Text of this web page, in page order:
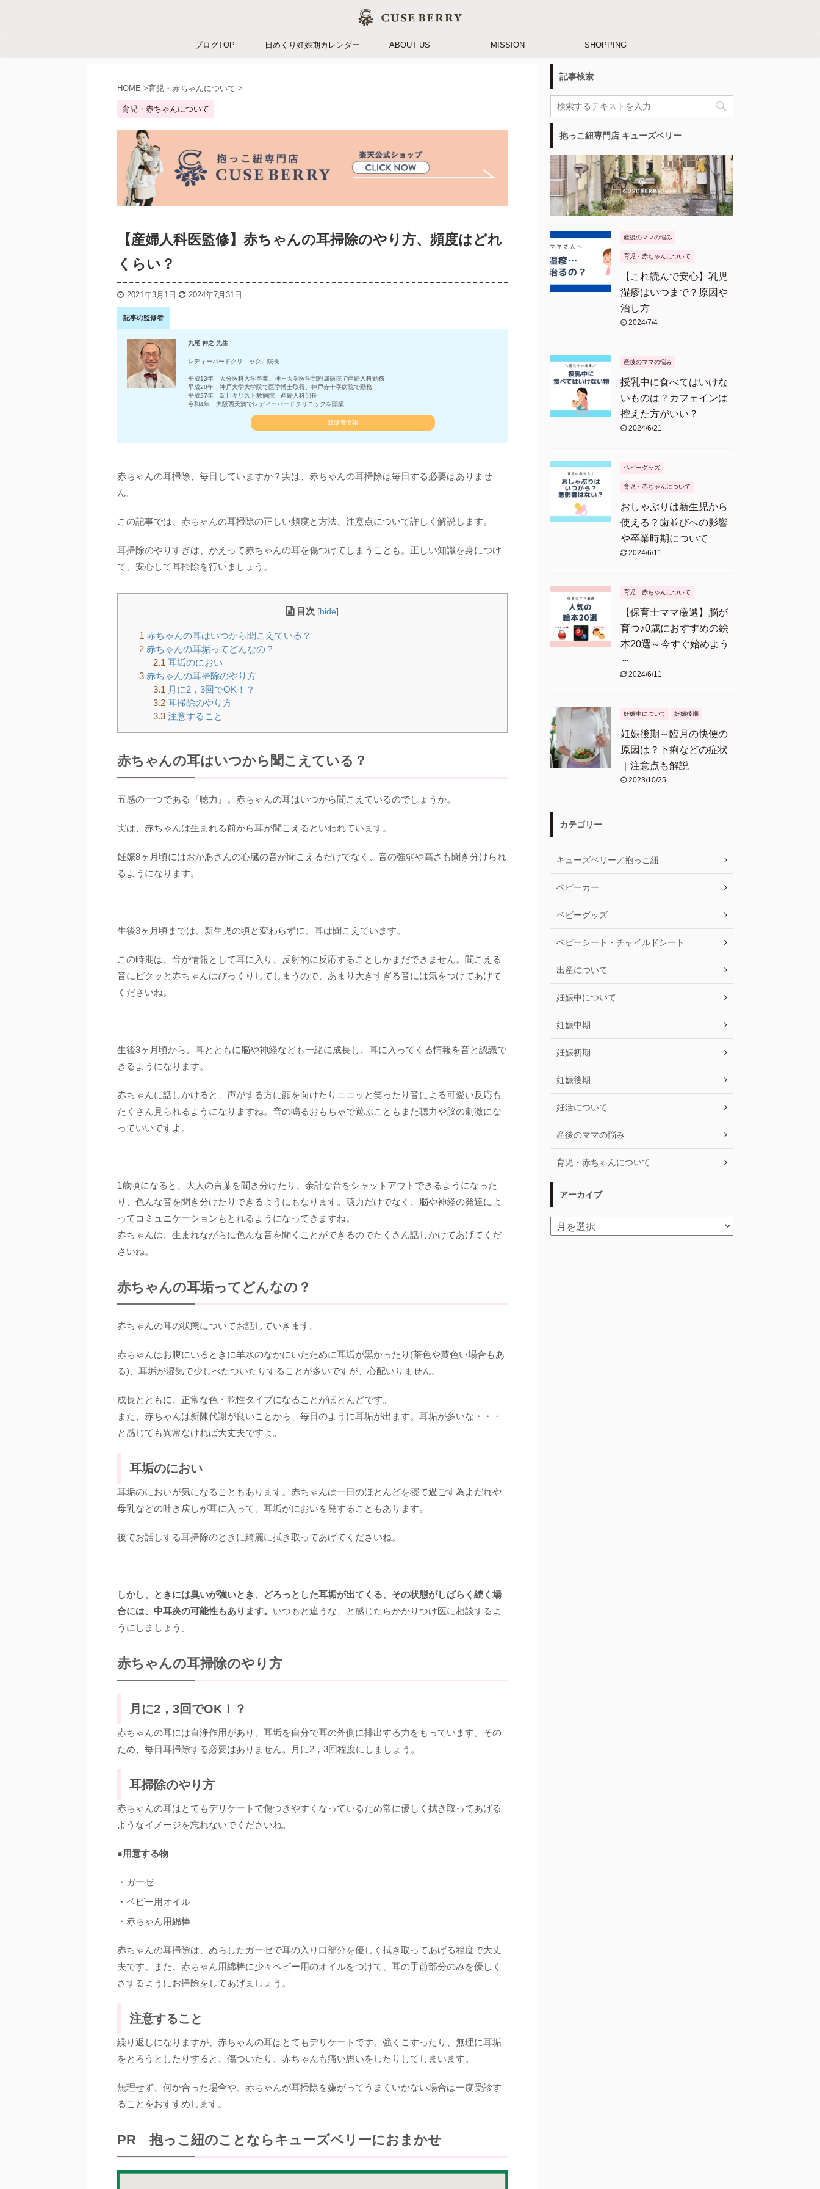
ブログTOP 日めくり妊娠期カレンダー ABOUT US MISSION SHOPPING
HOME >育児・赤ちゃんについて >
育児・赤ちゃんについて
【産婦人科医監修】赤ちゃんの耳掃除のやり方、頻度はどれ
くらい？
2021年3月1日 2024年7月31日
記事の監修者
丸尾 伸之 先生
レディーバードクリニック 院長
平成13年 大分医科大学卒業、神戸大学医学部附属病院で産婦人科勤務
平成20年 神戸大学大学院で医学博士取得、神戸赤十字病院で勤務
平成27年 淀川キリスト教病院 産婦人科部長
令和4年 大阪西天満でレディーバードクリニックを開業
監修者情報
赤ちゃんの耳掃除、毎日していますか？実は、赤ちゃんの耳掃除は毎日する必要はありませ
ん。
この記事では、赤ちゃんの耳掃除の正しい頻度と方法、注意点について詳しく解説します。
耳掃除のやりすぎは、かえって赤ちゃんの耳を傷つけてしまうことも。正しい知識を身につけ
て、安心して耳掃除を行いましょう。
目次 [hide]
1 赤ちゃんの耳はいつから聞こえている？
2 赤ちゃんの耳垢ってどんなの？
2.1耳垢のにおい
3 赤ちゃんの耳掃除のやり方
3.1月に2，3回でOK！？
3.2耳掃除のやり方
3.3注意すること
赤ちゃんの耳はいつから聞こえている？
五感の一つである『聴力』。赤ちゃんの耳はいつから聞こえているのでしょうか。
実は、赤ちゃんは生まれる前から耳が聞こえるといわれています。
妊娠8ヶ月頃にはおかあさんの心臓の音が聞こえるだけでなく、音の強弱や高さも聞き分けられ
るようになります。
生後3ヶ月頃までは、新生児の頃と変わらずに、耳は聞こえています。
この時期は、音が情報として耳に入り、反射的に反応することしかまだできません。聞こえる
音にビクッと赤ちゃんはびっくりしてしまうので、あまり大きすぎる音には気をつけてあげて
くださいね。
生後3ヶ月頃から、耳とともに脳や神経なども一緒に成長し、耳に入ってくる情報を音と認識で
きるようになります。
赤ちゃんに話しかけると、声がする方に顔を向けたりニコッと笑ったり音による可愛い反応も
たくさん見られるようになりますね。音の鳴るおもちゃで遊ぶこともまた聴力や脳の刺激にな
っていいですよ。
1歳頃になると、大人の言葉を聞き分けたり、余計な音をシャットアウトできるようになった
り、色んな音を聞き分けたりできるようにもなります。聴力だけでなく、脳や神経の発達によ
ってコミュニケーションもとれるようになってきますね。
赤ちゃんは、生まれながらに色んな音を聞くことができるのでたくさん話しかけてあげてくだ
さいね。
赤ちゃんの耳垢ってどんなの？
赤ちゃんの耳の状態についてお話していきます。
赤ちゃんはお腹にいるときに羊水のなかにいたために耳垢が黒かったり(茶色や黄色い場合もあ
る)、耳垢が湿気で少しべたついたりすることが多いですが、心配いりません。
成長とともに、正常な色・乾性タイプになることがほとんどです。
また、赤ちゃんは新陳代謝が良いことから、毎日のように耳垢が出ます。耳垢が多いな・・・
と感じても異常なければ大丈夫ですよ。
耳垢のにおい
耳垢のにおいが気になることもあります。赤ちゃんは一日のほとんどを寝て過ごす為よだれや
母乳などの吐き戻しが耳に入って、耳垢がにおいを発することもあります。
後でお話しする耳掃除のときに綺麗に拭き取ってあげてくださいね。
しかし、ときには臭いが強いとき、どろっとした耳垢が出てくる、その状態がしばらく続く場
合には、中耳炎の可能性もあります。 いつもと違うな、と感じたらかかりつけ医に相談するよ
うにしましょう。
赤ちゃんの耳掃除のやり方
月に2，3回でOK！？
赤ちゃんの耳には自浄作用があり、耳垢を自分で耳の外側に排出する力をもっています。その
ため、毎日耳掃除する必要はありません。月に2，3回程度にしましょう。
耳掃除のやり方
赤ちゃんの耳はとてもデリケートで傷つきやすくなっているため常に優しく拭き取ってあげる
ようなイメージを忘れないでくださいね。
●用意する物
・ガーゼ
・ベビー用オイル
・赤ちゃん用綿棒
赤ちゃんの耳掃除は、ぬらしたガーゼで耳の入り口部分を優しく拭き取ってあげる程度で大丈
夫です。また、赤ちゃん用綿棒に少々ベビー用のオイルをつけて、耳の手前部分のみを優しく
さするようにお掃除をしてあげましょう。
注意すること
繰り返しになりますが、赤ちゃんの耳はとてもデリケートです。強くこすったり、無理に耳垢
をとろうとしたりすると、傷ついたり、赤ちゃんも痛い思いをしたりしてしまいます。
無理せず、何か合った場合や、赤ちゃんが耳掃除を嫌がってうまくいかない場合は一度受診す
ることをおすすめします。
PR 抱っこ紐のことならキューズベリーにおまかせ
記事検索
抱っこ紐専門店 キューズベリー
産後のママの悩み
育児・赤ちゃんについて
【これ読んで安心】乳児
湿疹はいつまで？原因や
治し方
2024/7/4
産後のママの悩み
授乳中に食べてはいけな
いものは？カフェインは
控えた方がいい？
2024/6/21
ベビーグッズ
育児・赤ちゃんについて
おしゃぶりは新生児から
使える？歯並びへの影響
や卒業時期について
2024/6/11
育児・赤ちゃんについて
【保育士ママ厳選】脳が
育つ♪0歳におすすめの絵
本20選～今すぐ始めよう
～
2024/6/11
妊娠中について 妊娠後期
妊娠後期～臨月の快便の
原因は？下痢などの症状
｜注意点も解説
2023/10/25
カテゴリー
キューズベリー／抱っこ紐
ベビーカー
ベビーグッズ
ベビーシート・チャイルドシート
出産について
妊娠中について
妊娠中期
妊娠初期
妊娠後期
妊活について
産後のママの悩み
育児・赤ちゃんについて
アーカイブ